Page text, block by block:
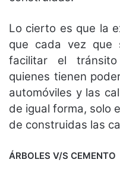
Lo cierto es que la
que cada vez que
facilitar el
quienes tienen
automóviles y las
de igual forma, solo
de construidas las
ÁRBOLES V/S CEMENTO